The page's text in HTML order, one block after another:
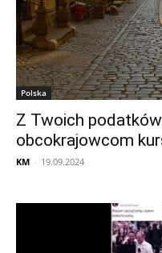
Polska
Z Twoich
obcokrajowcom
KM - 19.09.2024